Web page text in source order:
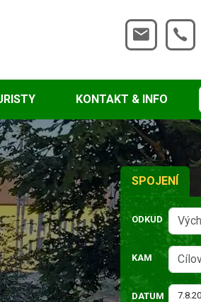
KONTAKT & INFO
SPOJENÍ
ODKUD
KAM
DATUM